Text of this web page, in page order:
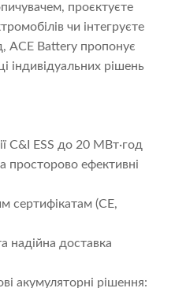
проєктуєте
чи інтегруєте
ACE Battery пропонує
індивідуальних рішень
C&I ESS до 20 МВт·год
просторово ефективні
сертифікатам (CE,
надійна доставка
акумуляторні рішення: